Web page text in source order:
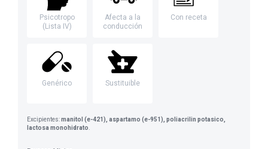
Psicotropo
(Lista IV)
Afecta a la
conducción
Con receta
Genérico Sustituible
Excipientes:manitol (e-421), aspartamo (e-951), poliacrilin potasico,
lactosa monohidrato